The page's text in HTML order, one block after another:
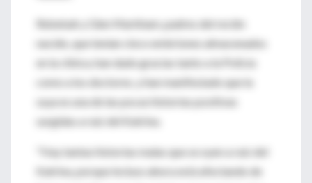
Rebekah y Glen Markham, padres del recién
nacido, que tenían cinco embriones almacenados
en la clínica, han dado gracias tanto a la Policía
como a los doctores, y han manifestado que la
suya es una de las pocas historias positivas
surgidas a raíz del Katrina.
"Hay tantas historias malas que se oyen a raíz del
Katrina, porque incluso ahora está afectando de